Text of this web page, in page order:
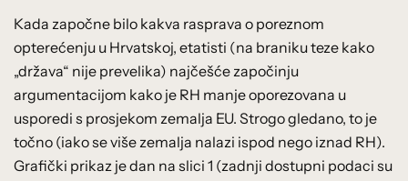
Kada započne bilo kakva rasprava o poreznom
opterećenju u Hrvatskoj, etatisti (na braniku teze kako
„država“ nije prevelika) najčešće započinju
argumentacijom kako je RH manje oporezovana u
usporedi s prosjekom zemalja EU. Strogo gledano, to je
točno (iako se više zemalja nalazi ispod nego iznad RH).
Grafički prikaz je dan na slici 1 (zadnji dostupni podaci su